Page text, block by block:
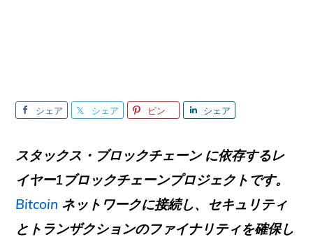
シェア シェア ピン シェア
スタックス・ブロックチェーン に依存するレ
イヤー1ブロックチェーンプロジェクトです。
Bitcoin ネットワークに接続し、セキュリティ
とトランザクションのファイナリティを確保し